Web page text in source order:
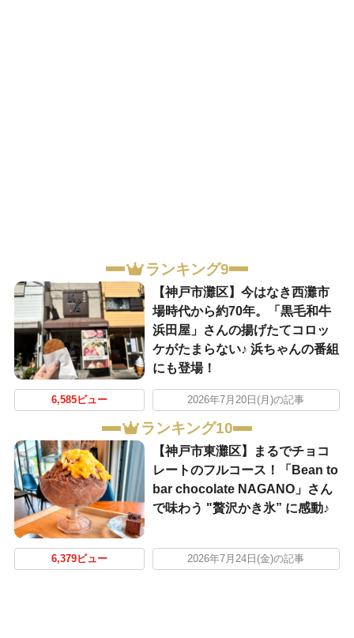
ランキング9
【神戸市灘区】今はなき西灘市
場時代から約70年。「黒毛和牛
浜田屋」さんの揚げたてコロッ
ケがたまらない♪ 浜ちゃんの番組
にも登場！
6,585ビュー 2026年7月20日(月)の記事
ランキング10
【神戸市東灘区】まるでチョコ
レートのフルコース！「Bean to
bar chocolate NAGANO」さん
で味わう "贅沢かき氷” に感動♪
6,379ビュー 2026年7月24日(金)の記事